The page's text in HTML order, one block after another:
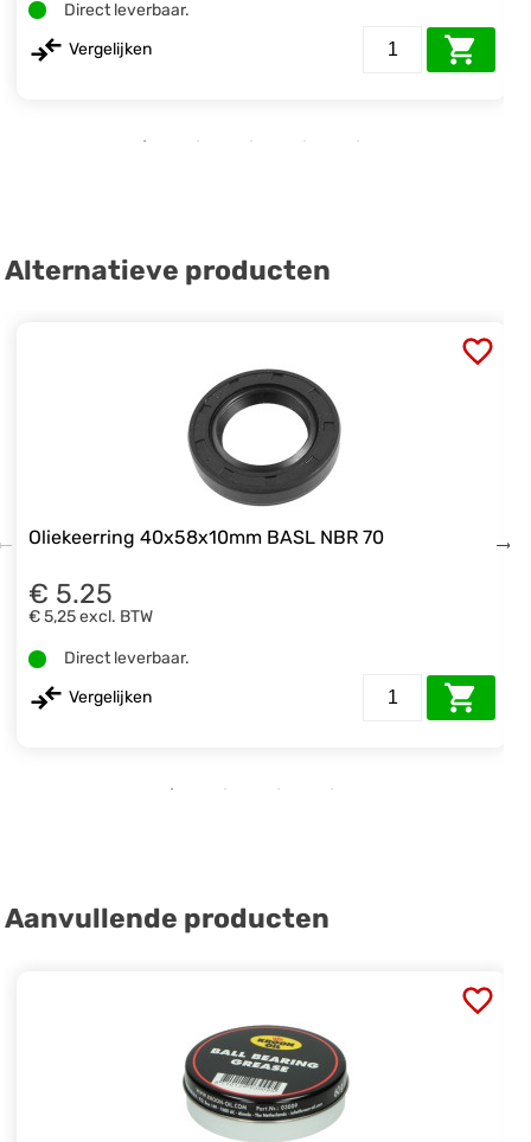
Direct leverbaar.
Vergelijken
Alternatieve producten
Oliekeerring 40x58x10mm BASL NBR 70
€ 5.25
€ 5,25excl. BTW
Direct leverbaar.
Vergelijken
Aanvullende producten